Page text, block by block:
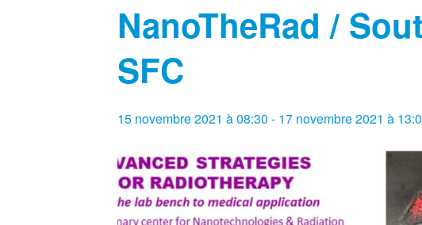
NanoTheRad /
SFC
15 novembre 2021 à 08:30 - 17 novembre 2021 à